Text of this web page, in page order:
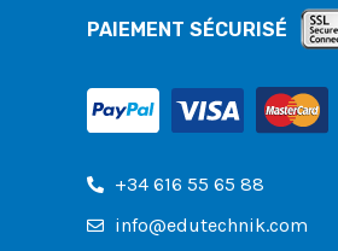
PAIEMENT SÉCURISÉ
+34 616 55 65 88
info@edutechnik.com